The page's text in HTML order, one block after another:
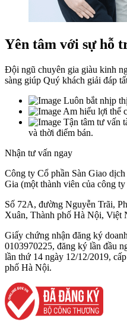
Yên tâm với sự hỗ
Đội ngũ chuyên gia giàu kinh
sàng giúp Quý khách giải đáp
Luôn bắt nhịp
Am hiểu lợi thế
Tận tâm tư vấn
và thời điểm bán.
Nhận tư vấn ngay
Công ty Cổ phần Sàn Giao
Gia (một thành viên của công
Số 72A, đường Nguyễn Trãi,
Xuân, Thành phố Hà Nội, Việt
Giấy chứng nhận đăng ký
0103970225, đăng ký lần đầu
lần thứ 14 ngày 12/12/2019,
phố Hà Nội.